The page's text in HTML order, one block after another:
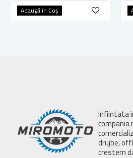
Adaugă în Coş
Infiintata
drujbe,
crestem